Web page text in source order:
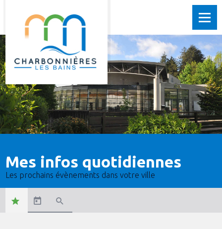
Mes infos quotidiennes
Les prochains évènements dans votre ville